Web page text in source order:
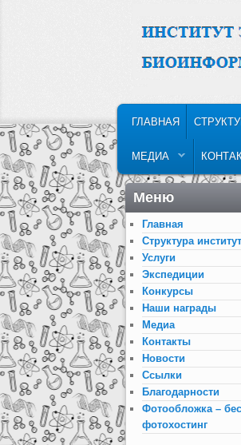
SKIP TO PRIMARY
SKIP TO
ГЛАВНАЯ
МЕДИА
Меню
Главная
Структура
Услуги
Экспедиции
Конкурсы
Наши награды
Медиа
Контакты
Новости
Ссылки
Благодарности
Фотообложка –
фотохостинг